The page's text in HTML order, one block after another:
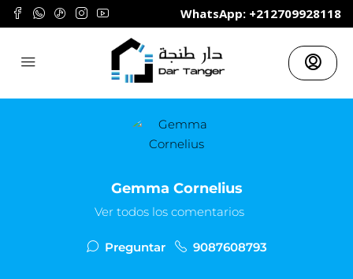
	WhatsApp: +212709928118
Gemma Cornelius
Ver todos los comentarios
Preguntar 9087608793